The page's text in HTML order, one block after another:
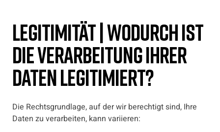
Legitimität | Wodurch ist
die Verarbeitung Ihrer
Daten legitimiert?
Die Rechtsgrundlage, auf der wir berechtigt sind, Ihre
Daten zu verarbeiten, kann variieren: